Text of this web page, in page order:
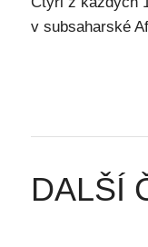
v subsaharské
DALŠÍ